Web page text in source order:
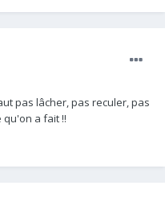
pas lâcher, pas reculer, pas
qu'on a fait !!